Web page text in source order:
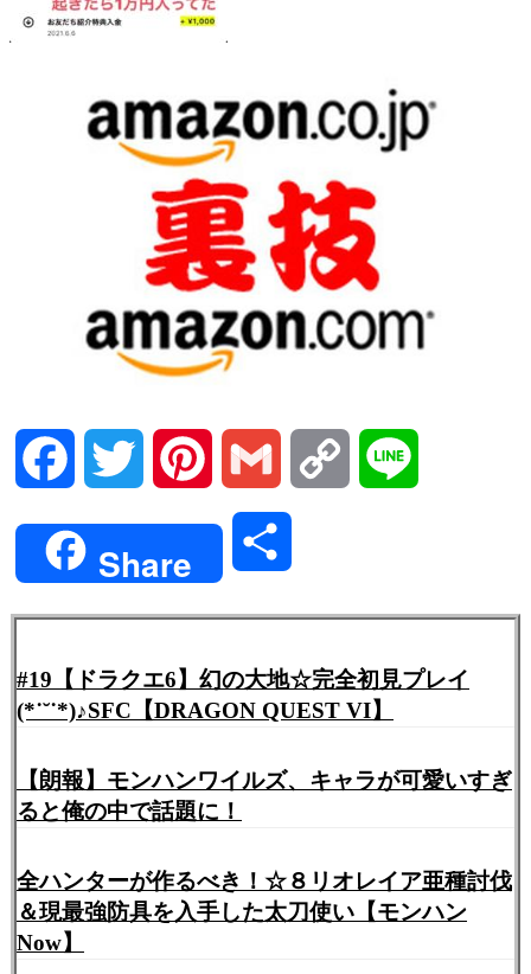
Facebook Twitter Pinterest Gmail Copy
Share
#19【ドラクエ6】幻の大地☆完全初見プレイ
(*˙˘˙*)♪SFC【DRAGON QUEST VI】
【朗報】モンハンワイルズ、キャラが可愛いすぎ
ると俺の中で話題に！
全ハンターが作るべき！☆８リオレイア亜種討伐
＆現最強防具を入手した太刀使い【モンハン
Now】